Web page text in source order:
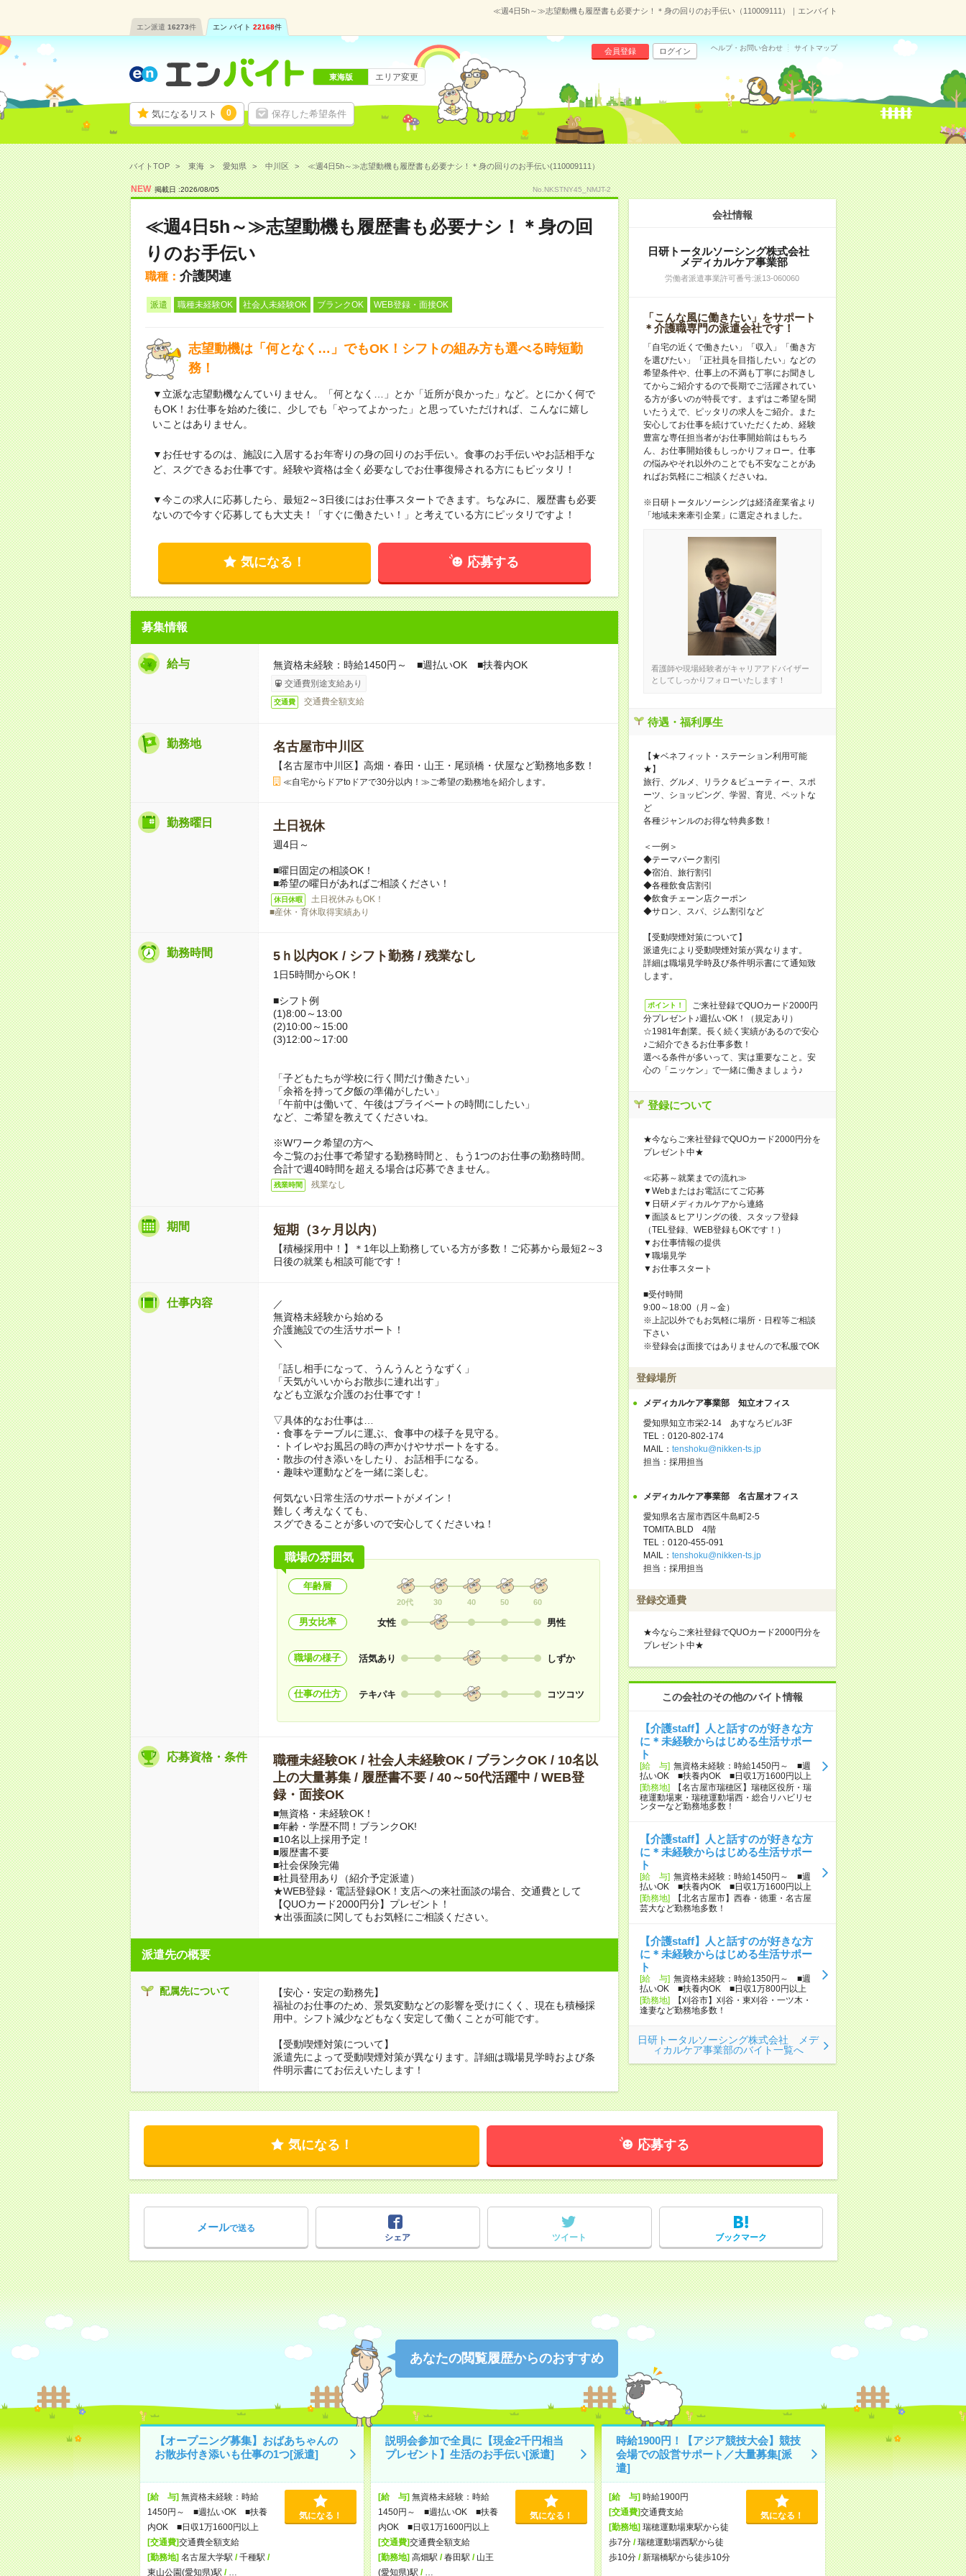
≪週4日5h～≫志望動機も履歴書も必要ナシ！＊身の回りのお手伝い（110009111）｜エンバイト
エン派遣 16273件 エン バイト 22168件
気になるリスト 0 保存した希望条件
会員登録 ログイン ヘルプ・お問い合わせ サイトマップ
東海版 エリア変更
バイトTOP 東海 愛知県 中川区 ≪週4日5h～≫志望動機も履歴書も必要ナシ！＊身の回りのお手伝い(110009111）
NEW 掲載日 :2026/08/05 No.NKSTNY45_NMJT-2
≪週4日5h～≫志望動機も履歴書も必要ナシ！＊身の回
りのお手伝い
職種： 介護関連
派遣 職種未経験OK 社会人未経験OK ブランクOK WEB登録・面接OK
志望動機は「何となく…」でもOK！シフトの組み方も選べる時短勤
務！
▼立派な志望動機なんていりません。「何となく…」とか「近所が良かった」など。とにかく何で
もOK！お仕事を始めた後に、少しでも「やってよかった」と思っていただければ、こんなに嬉し
いことはありません。
▼お任せするのは、施設に入居するお年寄りの身の回りのお手伝い。食事のお手伝いやお話相手な
ど、スグできるお仕事です。経験や資格は全く必要なしでお仕事復帰される方にもピッタリ！
▼今この求人に応募したら、最短2～3日後にはお仕事スタートできます。ちなみに、履歴書も必要
ないので今すぐ応募しても大丈夫！「すぐに働きたい！」と考えている方にピッタリですよ！
気になる！ 応募する
募集情報
給与 無資格未経験：時給1450円～ ■週払いOK ■扶養内OK
交通費別途支給あり
交通費 交通費全額支給
勤務地 名古屋市中川区
【名古屋市中川区】高畑・春田・山王・尾頭橋・伏屋など勤務地多数！
≪自宅からドアtoドアで30分以内！≫ご希望の勤務地を紹介します。
勤務曜日 土日祝休
週4日～
■曜日固定の相談OK！
■希望の曜日があればご相談ください！
休日休暇
土日祝休みもOK！
■産休・育休取得実績あり
勤務時間 5ｈ以内OK / シフト勤務 / 残業なし
1日5時間からOK！
■シフト例
(1)8:00～13:00
(2)10:00～15:00
(3)12:00～17:00
「子どもたちが学校に行く間だけ働きたい」
「余裕を持って夕飯の準備がしたい」
「午前中は働いて、午後はプライベートの時間にしたい」
など、ご希望を教えてくださいね。
※Wワーク希望の方へ
今ご覧のお仕事で希望する勤務時間と、もう1つのお仕事の勤務時間。
合計で週40時間を超える場合は応募できません。
残業時間 残業なし
期間 短期（3ヶ月以内）
【積極採用中！】＊1年以上勤務している方が多数！ご応募から最短2～3
日後の就業も相談可能です！
仕事内容
／
無資格未経験から始める
介護施設での生活サポート！
＼
「話し相手になって、うんうんとうなずく」
「天気がいいからお散歩に連れ出す」
なども立派な介護のお仕事です！
▽具体的なお仕事は…
・食事をテーブルに運ぶ、食事中の様子を見守る。
・トイレやお風呂の時の声かけやサポートをする。
・散歩の付き添いをしたり、お話相手になる。
・趣味や運動などを一緒に楽しむ。
何気ない日常生活のサポートがメイン！
難しく考えなくても、
スグできることが多いので安心してくださいね！
職場の雰囲気
年齢層
20代 30 40 50 60
男女比率 女性 男性
職場の様子 活気あり しずか
仕事の仕方 テキパキ コツコツ
応募資格・条件
職種未経験OK / 社会人未経験OK / ブランクOK / 10名以
上の大量募集 / 履歴書不要 / 40～50代活躍中 / WEB登
録・面接OK
■無資格・未経験OK！
■年齢・学歴不問！ブランクOK!
■10名以上採用予定！
■履歴書不要
■社会保険完備
■社員登用あり（紹介予定派遣）
★WEB登録・電話登録OK！支店への来社面談の場合、交通費として
【QUOカード2000円分】プレゼント！
★出張面談に関してもお気軽にご相談ください。
派遣先の概要
配属先について
【安心・安定の勤務先】
福祉のお仕事のため、景気変動などの影響を受けにくく、現在も積極採
用中。シフト減少などもなく安定して働くことが可能です。
【受動喫煙対策について】
派遣先によって受動喫煙対策が異なります。詳細は職場見学時および条
件明示書にてお伝えいたします！
会社情報
日研トータルソーシング株式会社
メディカルケア事業部
労働者派遣事業許可番号:派13-060060
「こんな風に働きたい」をサポート
＊介護職専門の派遣会社です！
「自宅の近くで働きたい」「収入」「働き方
を選びたい」「正社員を目指したい」などの
希望条件や、仕事上の不満も丁寧にお聞きし
てからご紹介するので長期でご活躍されてい
る方が多いのが特長です。まずはご希望を聞
いたうえで、ピッタリの求人をご紹介。また
安心してお仕事を続けていただくため、経験
豊富な専任担当者がお仕事開始前はもちろ
ん、お仕事開始後もしっかりフォロー。仕事
の悩みやそれ以外のことでも不安なことがあ
ればお気軽にご相談くださいね。
※日研トータルソーシングは経済産業省より
「地域未来牽引企業」に選定されました。
看護師や現場経験者がキャリアアドバイザー
としてしっかりフォローいたします！
待遇・福利厚生
【★ベネフィット・ステーション利用可能
★】
旅行、グルメ、リラク＆ビューティー、スポ
ーツ、ショッピング、学習、育児、ペットな
ど
各種ジャンルのお得な特典多数！
＜一例＞
◆テーマパーク割引
◆宿泊、旅行割引
◆各種飲食店割引
◆飲食チェーン店クーポン
◆サロン、スパ、ジム割引など
【受動喫煙対策について】
派遣先により受動喫煙対策が異なります。
詳細は職場見学時及び条件明示書にて通知致
します。
ポイント！
ご来社登録でQUOカード2000円
分プレゼント♪週払いOK！（規定あり）
☆1981年創業。長く続く実績があるので安心
♪ご紹介できるお仕事多数！
選べる条件が多いって、実は重要なこと。安
心の「ニッケン」で一緒に働きましょう♪
登録について
★今ならご来社登録でQUOカード2000円分を
プレゼント中★
≪応募～就業までの流れ≫
▼Webまたはお電話にてご応募
▼日研メディカルケアから連絡
▼面談＆ヒアリングの後、スタッフ登録
（TEL登録、WEB登録もOKです！）
▼お仕事情報の提供
▼職場見学
▼お仕事スタート
■受付時間
9:00～18:00（月～金）
※上記以外でもお気軽に場所・日程等ご相談
下さい
※登録会は面接ではありませんので私服でOK
登録場所
メディカルケア事業部 知立オフィス
愛知県知立市栄2-14 あすなろビル3F
TEL：0120-802-174
MAIL： tenshoku@nikken-ts.jp
担当：採用担当
メディカルケア事業部 名古屋オフィス
愛知県名古屋市西区牛島町2-5
TOMITA.BLD 4階
TEL：0120-455-091
MAIL： tenshoku@nikken-ts.jp
担当：採用担当
登録交通費
★今ならご来社登録でQUOカード2000円分を
プレゼント中★
この会社のその他のバイト情報
【介護staff】人と話すのが好きな方
に＊未経験からはじめる生活サポー
ト
[給 与] 無資格未経験：時給1450円～ ■週
払いOK ■扶養内OK ■日収1万1600円以上
[勤務地]
【名古屋市瑞穂区】瑞穂区役所・瑞
穂運動場東・瑞穂運動場西・総合リハビリセ
ンターなど勤務地多数！
【介護staff】人と話すのが好きな方
に＊未経験からはじめる生活サポー
ト
[給 与] 無資格未経験：時給1450円～ ■週
払いOK ■扶養内OK ■日収1万1600円以上
[勤務地]
【北名古屋市】西春・徳重・名古屋
芸大など勤務地多数！
【介護staff】人と話すのが好きな方
に＊未経験からはじめる生活サポー
ト
[給 与] 無資格未経験：時給1350円～ ■週
払いOK ■扶養内OK ■日収1万800円以上
[勤務地]
【刈谷市】刈谷・東刈谷・一ツ木・
逢妻など勤務地多数！
日研トータルソーシング株式会社 メデ
ィカルケア事業部のバイト一覧へ
気になる！ 応募する
メールで送る
シェア
ツイート ブックマーク
あなたの閲覧履歴からのおすすめ
【オープニング募集】おばあちゃんの
お散歩付き添いも仕事の1つ[派遣]
[給 与]無資格未経験：時給
1450円～ ■週払いOK ■扶養
内OK ■日収1万1600円以上
[交通費]交通費全額支給
[勤務地]名古屋大学駅 /千種駅 /
東山公園(愛知県)駅 /
気になる！
説明会参加で全員に【現金2千円相当
プレゼント】生活のお手伝い[派遣]
[給 与]無資格未経験：時給
1450円～ ■週払いOK ■扶養
内OK ■日収1万1600円以上
[交通費]交通費全額支給
[勤務地]高畑駅 /春田駅 / 山王
(愛知県)駅 /
気になる！
時給1900円！【アジア競技大会】競技
会場での設営サポート／大量募集[派
遣]
[給 与]時給1900円
[交通費]交通費支給
[勤務地]瑞穂運動場東駅から徒
歩7分/瑞穂運動場西駅から徒
歩10分/新瑞橋駅から徒歩10分
気になる！